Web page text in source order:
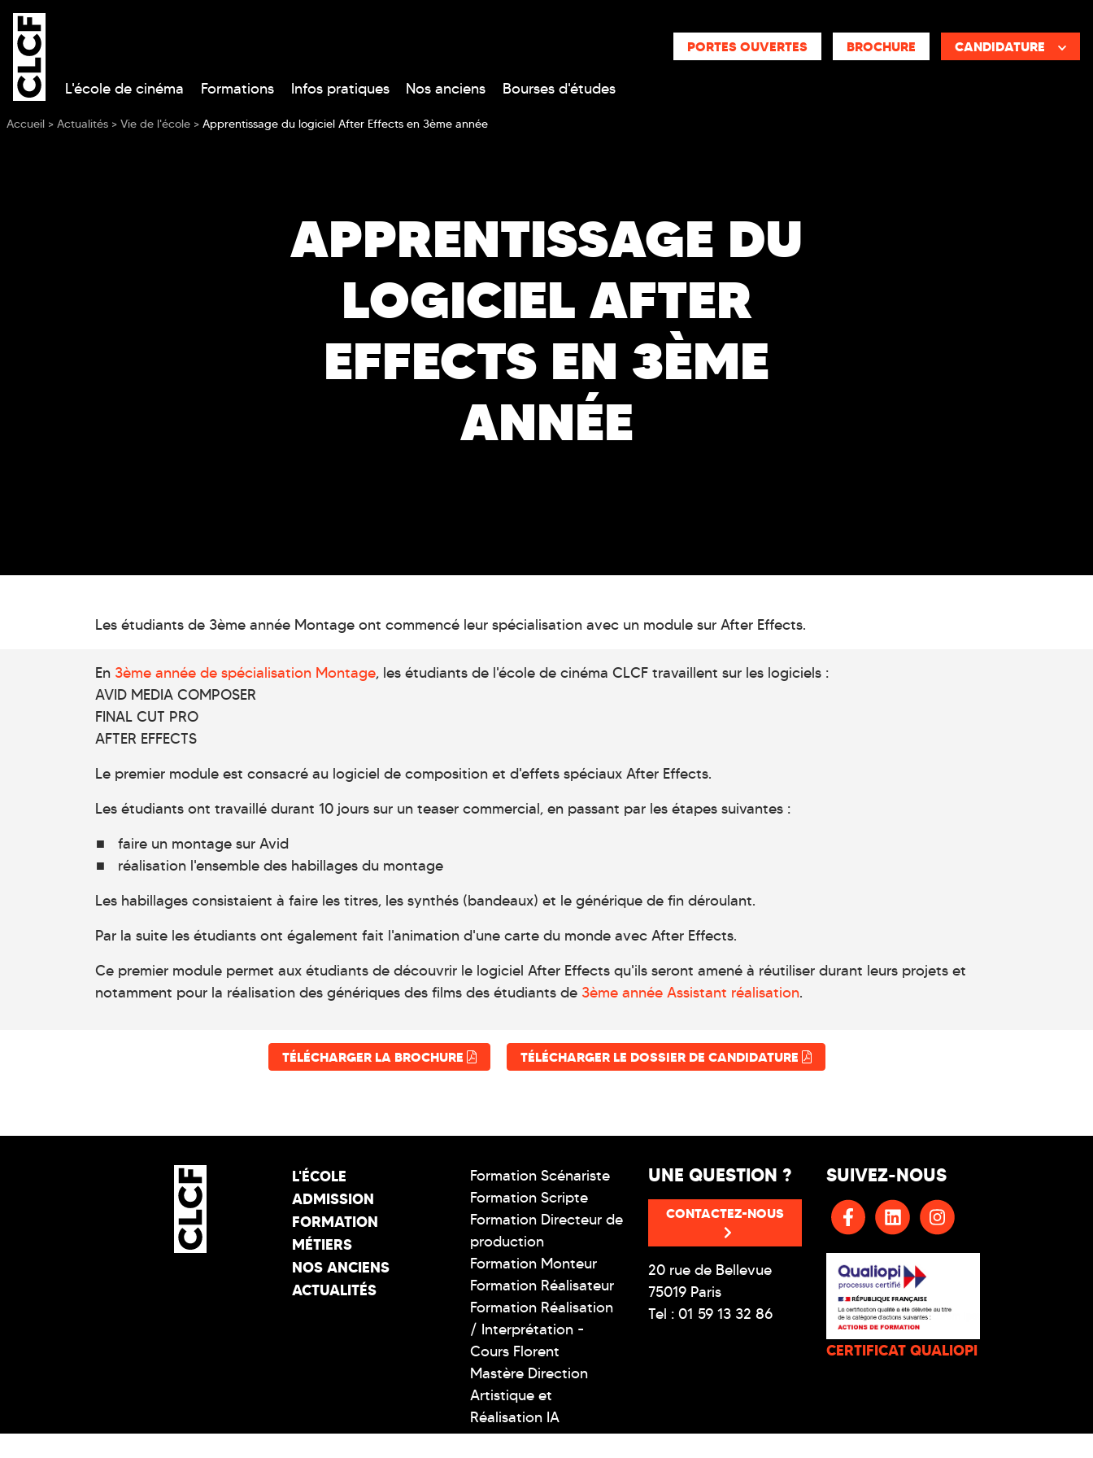
APPRENTISSAGE DU
LOGICIEL AFTER
EFFECTS EN 3ÈME
ANNÉE
Les étudiants de 3ème année Montage ont commencé leur spécialisation avec un module sur After Effects.
En 3ème année de spécialisation Montage, les étudiants de l'école de cinéma CLCF travaillent sur les logiciels :
AVID MEDIA COMPOSER
FINAL CUT PRO
AFTER EFFECTS
Le premier module est consacré au logiciel de composition et d'effets spéciaux After Effects.
Les étudiants ont travaillé durant 10 jours sur un teaser commercial, en passant par les étapes suivantes :
faire un montage sur Avid
réalisation l'ensemble des habillages du montage
Les habillages consistaient à faire les titres, les synthés (bandeaux) et le générique de fin déroulant.
Par la suite les étudiants ont également fait l'animation d'une carte du monde avec After Effects.
Ce premier module permet aux étudiants de découvrir le logiciel After Effects qu'ils seront amené à réutiliser durant leurs projets et
notamment pour la réalisation des génériques des films des étudiants de 3ème année Assistant réalisation.
TÉLÉCHARGER LA BROCHURE TÉLÉCHARGER LE DOSSIER DE CANDIDATURE
PORTES OUVERTES BROCHURE CANDIDATURE
L'école de cinéma Formations Infos pratiques Nos anciens
Bourses d'études
Vous êtes ici
Accueil > Actualités > Vie de l'école > Apprentissage du logiciel After Effects en 3ème année
L'ÉCOLE
ADMISSION
FORMATION
MÉTIERS
NOS ANCIENS
ACTUALITÉS
Formation Scénariste
Formation Scripte
Formation Directeur de
production
Formation Monteur
Formation Réalisateur
Formation Réalisation
/ Interprétation -
Cours Florent
Mastère Direction
Artistique et
Réalisation IA
UNE QUESTION ?
CONTACTEZ-NOUS
20 rue de Bellevue
75019 Paris
Tel : 01 59 13 32 86
SUIVEZ-NOUS
CERTIFICAT QUALIOPI